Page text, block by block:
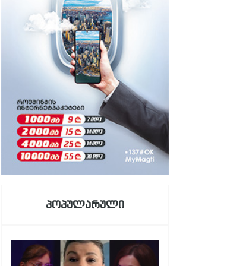
პოპულარული